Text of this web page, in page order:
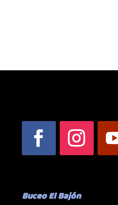
Buceo El Bajón